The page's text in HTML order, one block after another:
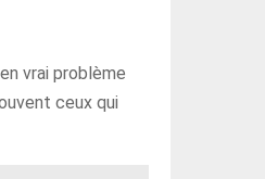
vrai problème
ceux qui